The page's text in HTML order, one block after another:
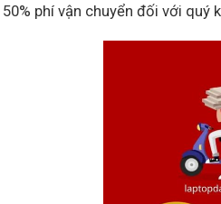
phí vận chuyển đối với quý